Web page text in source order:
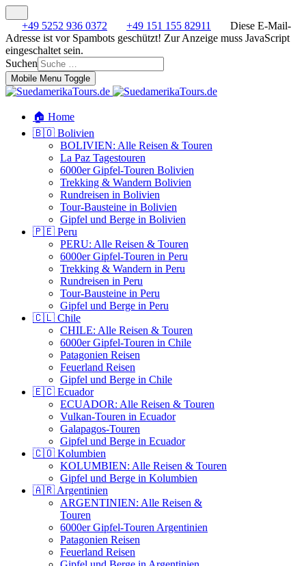
+49 5252 936 0372 +49 151 155 82911
Diese E-Mail-
Adresse ist vor Spambots geschützt! Zur Anzeige muss JavaScript
eingeschaltet sein.
Suchen
Mobile Menu Toggle
🏠 Home
🇧🇴 Bolivien
BOLIVIEN: Alle Reisen & Touren
La Paz Tagestouren
6000er Gipfel-Touren Bolivien
Trekking & Wandern Bolivien
Rundreisen in Bolivien
Tour-Bausteine in Bolivien
Gipfel und Berge in Bolivien
🇵🇪 Peru
PERU: Alle Reisen & Touren
6000er Gipfel-Touren in Peru
Trekking & Wandern in Peru
Rundreisen in Peru
Tour-Bausteine in Peru
Gipfel und Berge in Peru
🇨🇱 Chile
CHILE: Alle Reisen & Touren
6000er Gipfel-Touren in Chile
Patagonien Reisen
Feuerland Reisen
Gipfel und Berge in Chile
🇪🇨 Ecuador
ECUADOR: Alle Reisen & Touren
Vulkan-Touren in Ecuador
Galapagos-Touren
Gipfel und Berge in Ecuador
🇨🇴 Kolumbien
KOLUMBIEN: Alle Reisen & Touren
Gipfel und Berge in Kolumbien
🇦🇷 Argentinien
ARGENTINIEN: Alle Reisen &
Touren
6000er Gipfel-Touren Argentinien
Patagonien Reisen
Feuerland Reisen